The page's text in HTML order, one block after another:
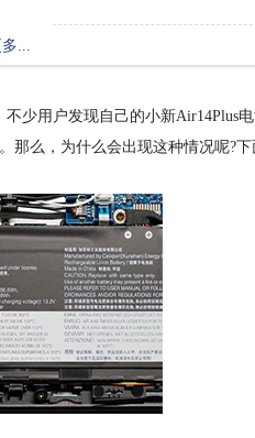
多...
用户发现自己的小新Air14Plus
那么，为什么会出现这种情况呢?